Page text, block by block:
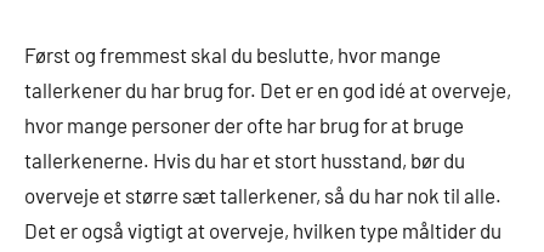
Først og fremmest skal du beslutte, hvor mange
tallerkener du har brug for. Det er en god idé at overveje,
hvor mange personer der ofte har brug for at bruge
tallerkenerne. Hvis du har et stort husstand, bør du
overveje et større sæt tallerkener, så du har nok til alle.
Det er også vigtigt at overveje, hvilken type måltider du